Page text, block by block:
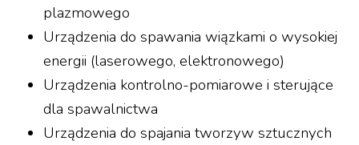
plazmowego
Urządzenia do spawania wiązkami o wysokiej
energii (laserowego, elektronowego)
Urządzenia kontrolno-pomiarowe i sterujące
dla spawalnictwa
Urządzenia do spajania tworzyw sztucznych